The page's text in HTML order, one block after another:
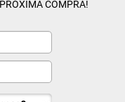
COMPRA!